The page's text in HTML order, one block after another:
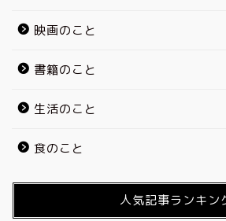
映画のこと
書籍のこと
生活のこと
食のこと
人気記事ランキン